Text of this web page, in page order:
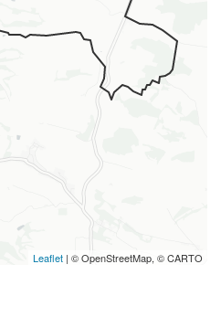
Leaflet | © OpenStreetMap, © CARTO